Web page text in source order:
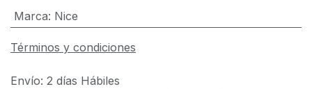
Marca: Nice
Términos y condiciones
Envío: 2 días Hábiles